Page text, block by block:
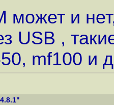
может и
USB ,
mf100 и